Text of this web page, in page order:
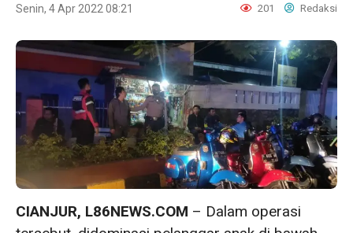
Senin, 4 Apr 2022 08:21 201 Redaksi
CIANJUR, L86NEWS.COM – Dalam operasi